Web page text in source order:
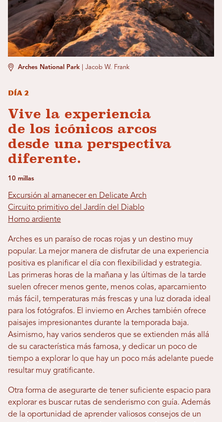
Arches National Park Jacob W. Frank
Día 2
Vive la experiencia
de los icónicos arcos
desde una perspectiva
diferente.
10 millas
Excursión al amanecer en Delicate Arch
Circuito primitivo del Jardín del Diablo
Horno ardiente
Arches es un paraíso de rocas rojas y un destino muy
popular. La mejor manera de disfrutar de una experiencia
positiva es planificar el día con flexibilidad y estrategia.
Las primeras horas de la mañana y las últimas de la tarde
suelen ofrecer menos gente, menos colas, aparcamiento
más fácil, temperaturas más frescas y una luz dorada ideal
para los fotógrafos. El invierno en Arches también ofrece
paisajes impresionantes durante la temporada baja.
Asimismo, hay varios senderos que se extienden más allá
de su característica más famosa, y dedicar un poco de
tiempo a explorar lo que hay un poco más adelante puede
resultar muy gratificante.
Otra forma de asegurarte de tener suficiente espacio para
explorar es buscar rutas de senderismo con guía. Además
de la oportunidad de aprender valiosos consejos de un